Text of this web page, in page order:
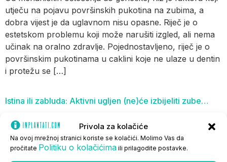
Privola za kolačiće
Na ovoj mrežnoj stranici koriste se kolačići. Molimo Vas da
pročitate Politiku o kolačićima ili prilagodite postavke.
utječu na pojavu površinskih pukotina na zubima, a
dobra vijest je da uglavnom nisu opasne. Riječ je o
estetskom problemu koji može narušiti izgled, ali nema
učinak na oralno zdravlje. Pojednostavljeno, riječ je o
površinskim pukotinama u caklini koje ne ulaze u dentin
i protežu se […]
Istina ili zabluda: Aktivni ugljen (ne)će izbijeliti zube…